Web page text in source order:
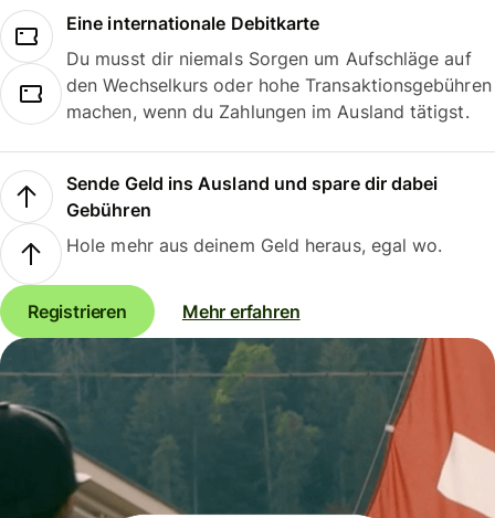
Eine internationale Debitkarte
Du musst dir niemals Sorgen um Aufschläge auf
den Wechselkurs oder hohe Transaktionsgebühren
machen, wenn du Zahlungen im Ausland tätigst.
Sende Geld ins Ausland und spare dir dabei
Gebühren
Hole mehr aus deinem Geld heraus, egal wo.
Registrieren Mehr erfahren